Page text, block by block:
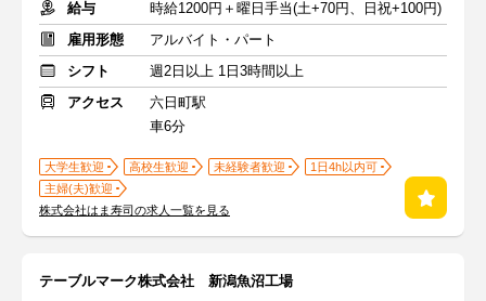
給与
時給1200円＋曜日手当(土+70円、日祝+100円)
雇用形態
アルバイト・パート
シフト
週2日以上 1日3時間以上
アクセス
六日町駅
車6分
大学生歓迎 高校生歓迎 未経験者歓迎
1日4h以内可
主婦(夫)歓迎
株式会社はま寿司の求人一覧を見る
テーブルマーク株式会社 新潟魚沼工場